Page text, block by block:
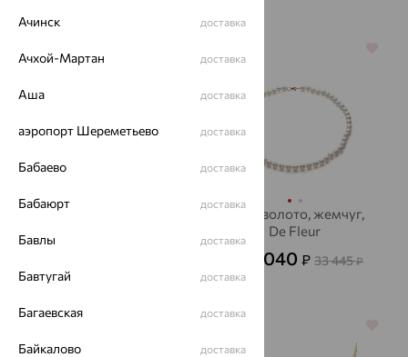
Колье, золото, топаз,
Бусы, золото, жемчуг,
De Fleur
12 040₽ 33 445₽
Ачинск доставка
Ачхой-Мартан доставка
Аша доставка
аэропорт Шереметьево доставка
Бабаево доставка
Бабаюрт доставка
Бавлы доставка
Бавтугай доставка
Багаевская доставка
Байкалово доставка